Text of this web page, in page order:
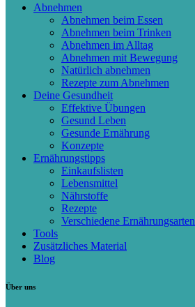
Abnehmen
Abnehmen beim Essen
Abnehmen beim Trinken
Abnehmen im Alltag
Abnehmen mit Bewegung
Natürlich abnehmen
Rezepte zum Abnehmen
Deine Gesundheit
Effektive Übungen
Gesund Leben
Gesunde Ernährung
Konzepte
Ernährungstipps
Einkaufslisten
Lebensmittel
Nährstoffe
Rezepte
Verschiedene Ernährungsarten
Tools
Zusätzliches Material
Blog
Über uns